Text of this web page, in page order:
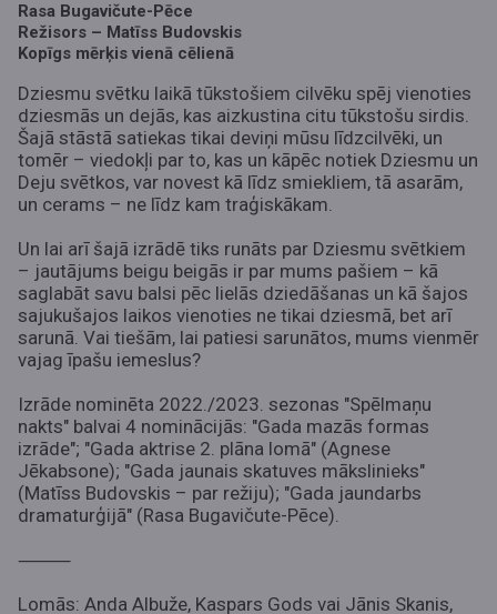
Rasa Bugavičute-Pēce
Režisors – Matīss Budovskis
Kopīgs mērķis vienā cēlienā
Dziesmu svētku laikā tūkstošiem cilvēku spēj vienoties
dziesmās un dejās, kas aizkustina citu tūkstošu sirdis.
Šajā stāstā satiekas tikai deviņi mūsu līdzcilvēki, un
tomēr – viedokļi par to, kas un kāpēc notiek Dziesmu un
Deju svētkos, var novest kā līdz smiekliem, tā asarām,
un cerams – ne līdz kam traģiskākam.
Un lai arī šajā izrādē tiks runāts par Dziesmu svētkiem
– jautājums beigu beigās ir par mums pašiem – kā
saglabāt savu balsi pēc lielās dziedāšanas un kā šajos
sajukušajos laikos vienoties ne tikai dziesmā, bet arī
sarunā. Vai tiešām, lai patiesi sarunātos, mums vienmēr
vajag īpašu iemeslus?
Izrāde nominēta 2022./2023. sezonas "Spēlmaņu
nakts" balvai 4 nominācijās: "Gada mazās formas
izrāde"; "Gada aktrise 2. plāna lomā" (Agnese
Jēkabsone); "Gada jaunais skatuves mākslinieks"
(Matīss Budovskis – par režiju); "Gada jaundarbs
dramaturģijā" (Rasa Bugavičute-Pēce).
⸻
Lomās: Anda Albuže, Kaspars Gods vai Jānis Skanis,